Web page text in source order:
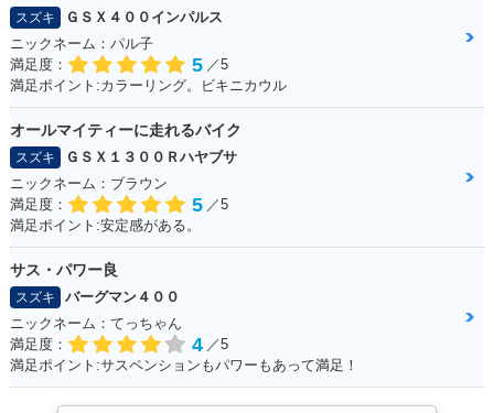
スズキ
ＧＳＸ４００インパルス
ニックネーム：パル子
満足度：
5 ／5
満足ポイント:カラーリング。ビキニカウル
オールマイティーに走れるバイク
スズキ
ＧＳＸ１３００Ｒハヤブサ
ニックネーム：ブラウン
満足度：
5 ／5
満足ポイント:安定感がある。
サス・パワー良
スズキ
バーグマン４００
ニックネーム：てっちゃん
満足度：
4 ／5
満足ポイント:サスペンションもパワーもあって満足！